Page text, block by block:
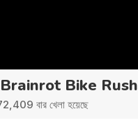
Bike Rush
বার খেলা হয়েছে